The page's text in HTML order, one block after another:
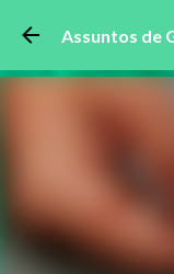
Assuntos de